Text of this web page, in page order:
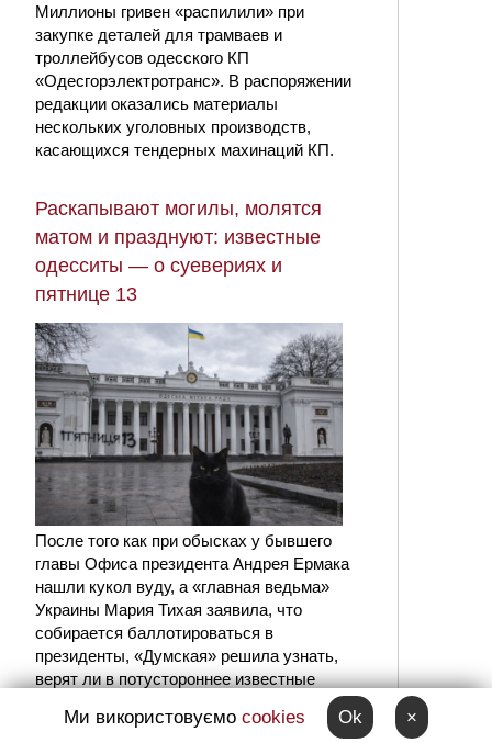
Миллионы гривен «распилили» при
закупке деталей для трамваев и
троллейбусов одесского КП
«Одесгорэлектротранс». В распоряжении
редакции оказались материалы
нескольких уголовных производств,
касающихся тендерных махинаций КП.
Раскапывают могилы, молятся
матом и празднуют: известные
одесситы — о суевериях и
пятнице 13
После того как при обысках у бывшего
главы Офиса президента Андрея Ермака
нашли кукол вуду, а «главная ведьма»
Украины Мария Тихая заявила, что
собирается баллотироваться в
президенты, «Думская» решила узнать,
верят ли в потустороннее известные
Ми використовуємо cookies Ok ×